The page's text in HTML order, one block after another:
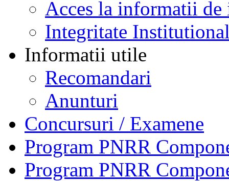
Acces la informatii de
Integritate
Informatii utile
Recomandari
Anunturi
Concursuri / Examene
Program PNRR
Program PNRR